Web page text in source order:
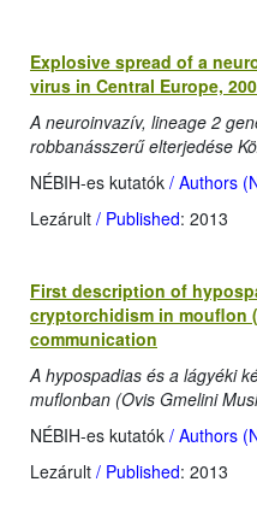
Explosive spread of a
virus in Central Europe,
A neuroinvazív, lineage 2
robbanásszerű elterjedése
NÉBIH-es kutatók / Authors
Lezárult / Published: 2013
First description of
cryptorchidism in mouflon
communication
A hypospadias és a lágyéki
muflonban (Ovis Gmelini
NÉBIH-es kutatók / Authors
Lezárult / Published: 2013